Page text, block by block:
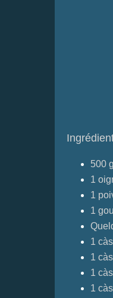
500
1
1
1
1
1
1
1